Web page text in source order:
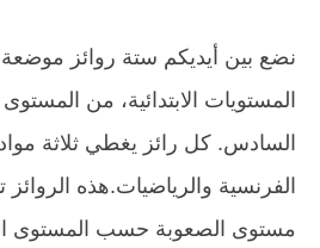
نضع بين أيديكم ستة روائز
المستويات الابتدائية، من
السادس. كل رائز يغطي ثلاثة مواد:
الفرنسية والرياضيات.هذه الروائز
مستوى الصعوبة حسب المستوى